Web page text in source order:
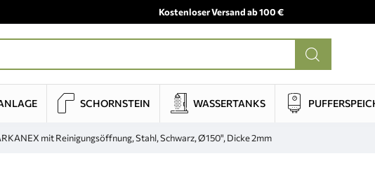
Kostenloser Versand ab 100 €
SCHORNSTEIN WASSERTANKS
mit Reinigungsöffnung, Stahl, Schwarz, Ø150", Dicke 2mm